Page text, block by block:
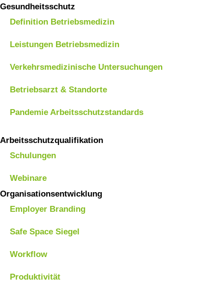
Gesundheitsschutz
Definition Betriebsmedizin
Leistungen Betriebsmedizin
Verkehrsmedizinische Untersuchungen
Betriebsarzt & Standorte
Pandemie Arbeitsschutzstandards
Arbeitsschutzqualifikation
Schulungen
Webinare
Organisationsentwicklung
Employer Branding
Safe Space Siegel
Workflow
Produktivität